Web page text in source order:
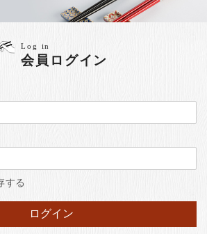
自宅用）
Log in
会員ログイン
する